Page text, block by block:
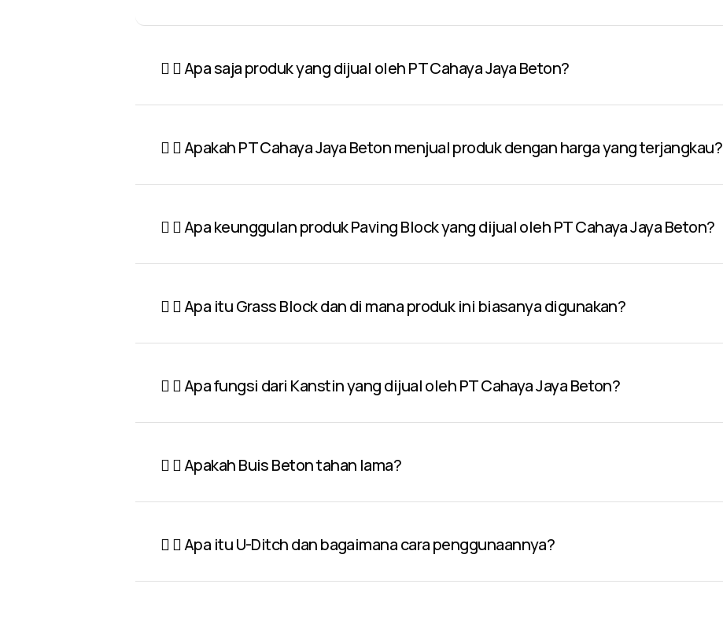
Apa saja produk yang dijual oleh PT Cahaya Jaya Beton?
Apakah PT Cahaya Jaya Beton menjual produk dengan harga yang terjangkau?
Apa keunggulan produk Paving Block yang dijual oleh PT Cahaya Jaya Beton?
Apa itu Grass Block dan di mana produk ini biasanya digunakan?
Apa fungsi dari Kanstin yang dijual oleh PT Cahaya Jaya Beton?
Apakah Buis Beton tahan lama?
Apa itu U-Ditch dan bagaimana cara penggunaannya?